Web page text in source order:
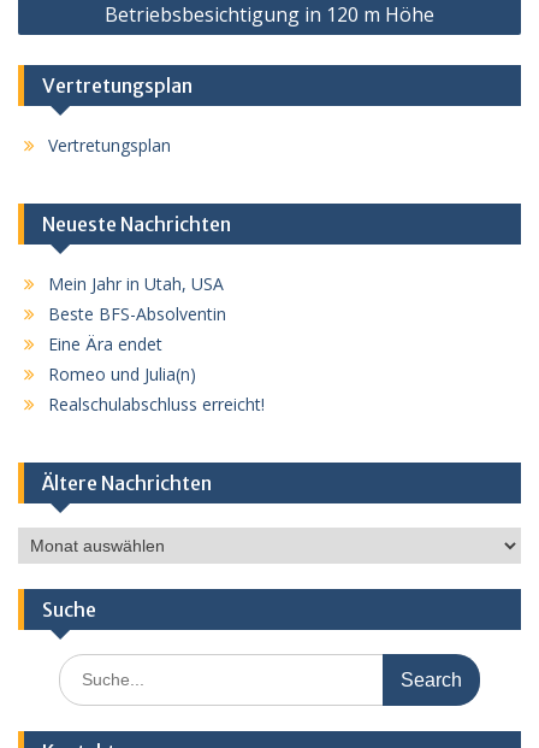
Betriebsbesichtigung in 120 m Höhe
Vertretungsplan
Vertretungsplan
Neueste Nachrichten
Mein Jahr in Utah, USA
Beste BFS-Absolventin
Eine Ära endet
Romeo und Julia(n)
Realschulabschluss erreicht!
Ältere Nachrichten
Ältere
Nachrichten
Suche
Search
for: